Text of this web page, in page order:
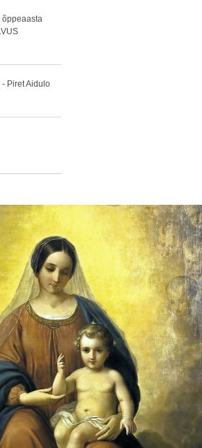
õppeaasta
- Piret Aidulo